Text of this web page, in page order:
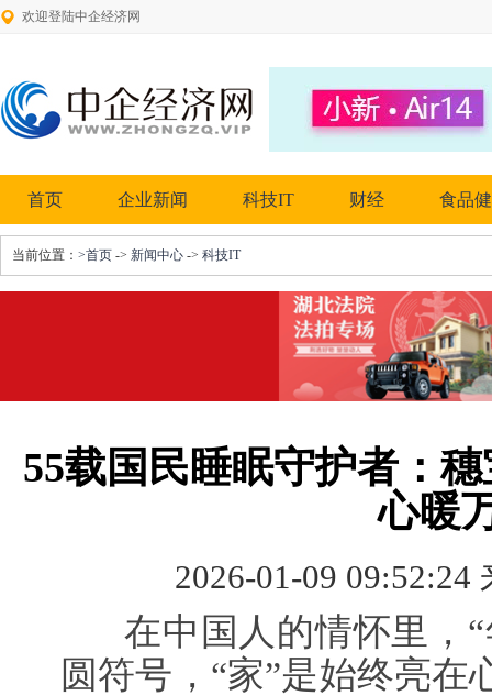
欢迎登陆中企经济网
首页 企业新闻 科技IT 财经 食品
当前位置： >首页 -> 新闻中心 -> 科技IT
55载国民睡眠守护者：
心暖
2026-01-09 09:52:24
在中国人的情怀里，“
圆符号，“家”是始终亮在